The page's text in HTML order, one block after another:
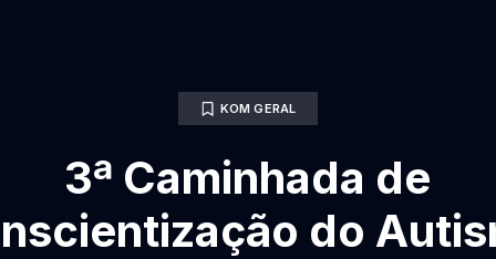
KOM GERAL
3ª Caminhada de
do